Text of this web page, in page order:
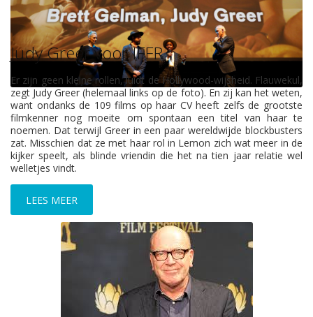
JUDY GREER
Judy Greer voor IFFR
Er zijn geen kleine rollen, luidt de Hollywood-wijsheid. Flauwekul,
zegt Judy Greer (helemaal links op de foto). En zij kan het weten,
want ondanks de 109 films op haar CV heeft zelfs de grootste
filmkenner nog moeite om spontaan een titel van haar te
noemen. Dat terwijl Greer in een paar wereldwijde blockbusters
zat. Misschien dat ze met haar rol in Lemon zich wat meer in de
kijker speelt, als blinde vriendin die het na tien jaar relatie wel
welletjes vindt.
LEES MEER